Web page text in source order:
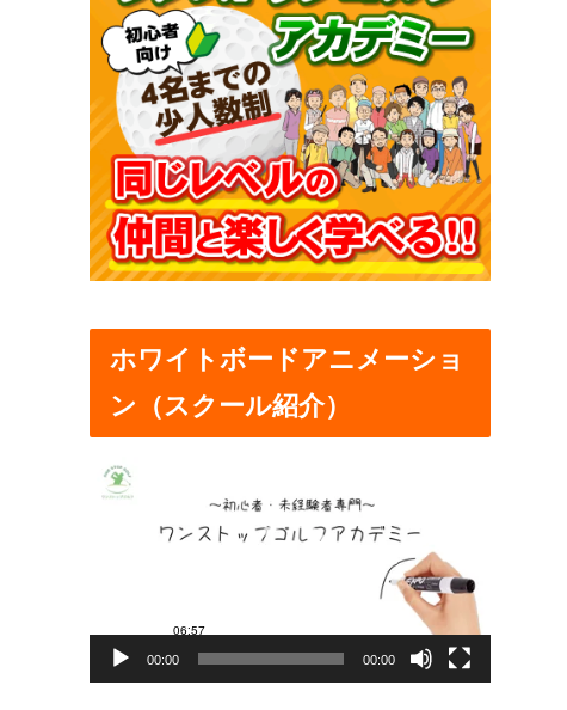
ホワイトボードアニメーショ
ン（スクール紹介）
動
ー
ヤ
00:00 00:00